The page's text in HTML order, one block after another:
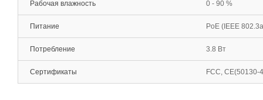
Рабочая влажность 0 - 90 %
Питание PoE (IEEE
Потребление 3.8 Вт
Сертификаты FCC, CE(50130-